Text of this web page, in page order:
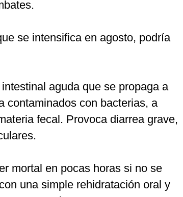
se intensifica en agosto, podría
aguda que se propaga a
contaminados con bacterias, a
fecal. Provoca diarrea grave,
mortal en pocas horas si no se
una simple rehidratación oral y